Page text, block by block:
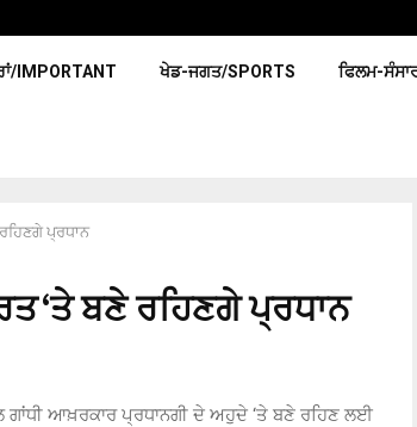
IMPORTANT ਖੇਡ-ਜਗਤ/SPORTS ਫਿਲਮ-
ਪ੍ਰਧਾਨ
‘ਤੇ ਬਣੇ ਰਹਿਣਗੇ ਪ੍ਰਧਾਨ
ਗਾਂਧੀ ਆਖ਼ਰਕਾਰ ਪ੍ਰਧਾਨਗੀ ਦੇ ਅਹੁਦੇ ‘ਤੇ ਬਣੇ ਰਹਿਣ ਲਈ